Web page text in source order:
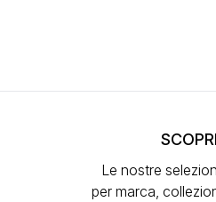
Le nostre
per marca,